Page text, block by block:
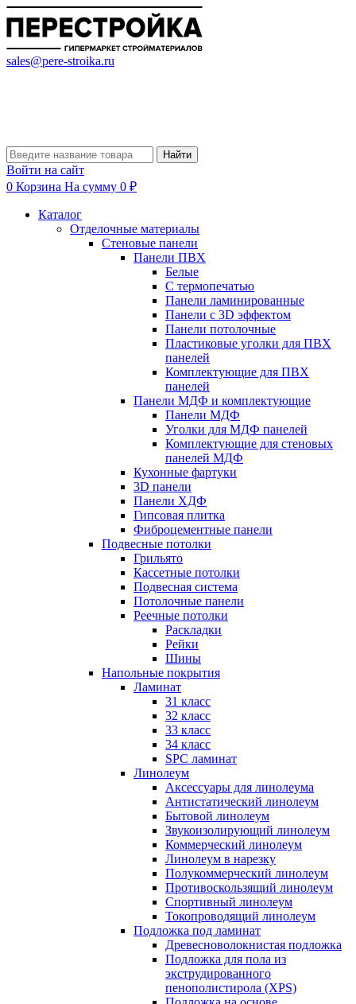
sales@pere-stroika.ru
Найти
Войти на сайт
0 Корзина На сумму 0 ₽
Каталог
Отделочные материалы
Стеновые панели
Панели ПВХ
Белые
С термопечатью
Панели ламинированные
Панели с 3D эффектом
Панели потолочные
Пластиковые уголки для ПВХ
панелей
Комплектующие для ПВХ
панелей
Панели МДФ и комплектующие
Панели МДФ
Уголки для МДФ панелей
Комплектующие для стеновых
панелей МДФ
Кухонные фартуки
3D панели
Панели ХДФ
Гипсовая плитка
Фиброцементные панели
Подвесные потолки
Грильято
Кассетные потолки
Подвесная система
Потолочные панели
Реечные потолки
Раскладки
Рейки
Шины
Напольные покрытия
Ламинат
31 класс
32 класс
33 класс
34 класс
SPC ламинат
Линолеум
Аксессуары для линолеума
Антистатический линолеум
Бытовой линолеум
Звукоизолирующий линолеум
Коммерческий линолеум
Линолеум в нарезку
Полукоммерческий линолеум
Противоскользящий линолеум
Спортивный линолеум
Токопроводящий линолеум
Подложка под ламинат
Древесноволокнистая подложка
Подложка для пола из
экструдированного
пенополистирола (XPS)